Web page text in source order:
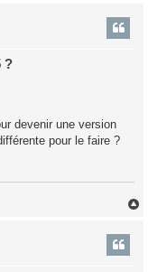
?
devenir une version
pour le faire ?